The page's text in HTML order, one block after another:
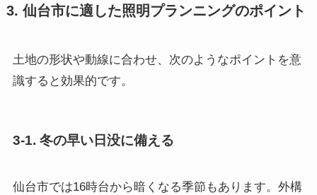
3. 仙台市に適した照明プランニングのポイント
土地の形状や動線に合わせ、次のようなポイントを意
識すると効果的です。
3-1. 冬の早い日没に備える
仙台市では16時台から暗くなる季節もあります。外構